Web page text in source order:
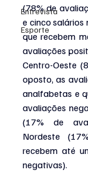
Entrevista
Esporte
(78% de
e cinco salários
que recebem
avaliações
Centro-Oeste
oposto, as
analfabetas e
avaliações
(17% de
Nordeste
recebem até
negativas).